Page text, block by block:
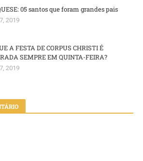
05 santos que foram grandes pais
2019
A FESTA DE CORPUS CHRISTI É
SEMPRE EM QUINTA-FEIRA?
2019